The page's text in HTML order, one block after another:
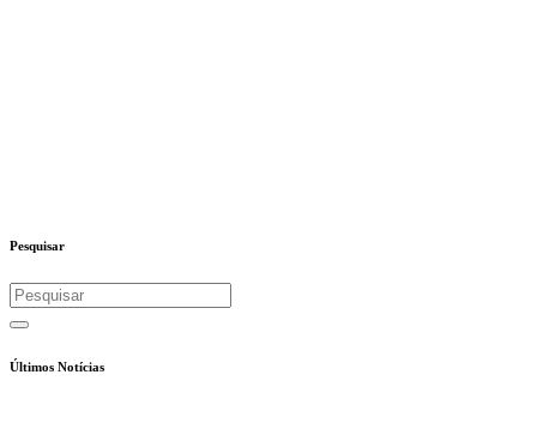
Pesquisar
Últimos Notícias